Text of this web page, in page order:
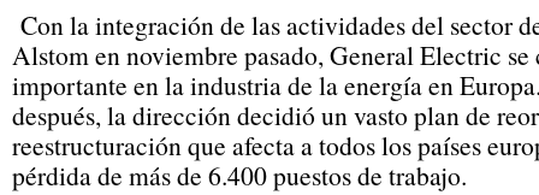
Con la integración de las actividades del sector
Alstom en noviembre pasado, General Electric
importante en la industria de la energía en
después, la dirección decidió un vasto plan de
reestructuración que afecta a todos los países
pérdida de más de 6.400 puestos de trabajo.